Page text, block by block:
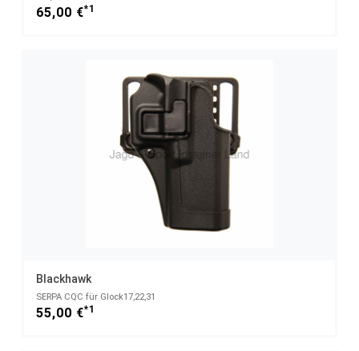
65,00 €*1
Blackhawk
SERPA CQC für Glock17,22,31
55,00 €*1